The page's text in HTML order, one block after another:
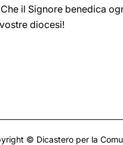
il Signore benedica
diocesi!
© Dicastero per la